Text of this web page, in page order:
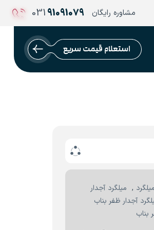
مشاوره رایگان 91091079
031
استعلام قیمت سریع
میلگرد , میلگرد آجدار
آجدار ظفر بناب
بناب